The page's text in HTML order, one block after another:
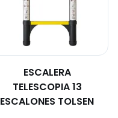
ESCALERA
TELESCOPIA 13
ESCALONES TOLSEN